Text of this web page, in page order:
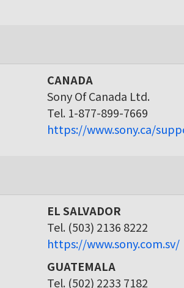
CANADA
Sony Of Canada Ltd.
Tel. 1-877-899-7669
https://www.sony.ca/
EL SALVADOR
Tel. (503) 2136 8222
https://www.sony.com.sv/
GUATEMALA
Tel. (502) 2233 7182